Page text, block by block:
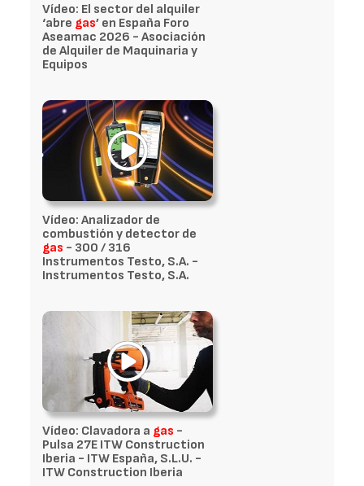
Vídeo: El sector del alquiler
‘abre gas’ en España Foro
Aseamac 2026 - Asociación
de Alquiler de Maquinaria y
Equipos
Vídeo: Analizador de
combustión y detector de
gas - 300 / 316
Instrumentos Testo, S.A. -
Instrumentos Testo, S.A.
Vídeo: Clavadora a gas -
Pulsa 27E ITW Construction
Iberia - ITW España, S.L.U. -
ITW Construction Iberia